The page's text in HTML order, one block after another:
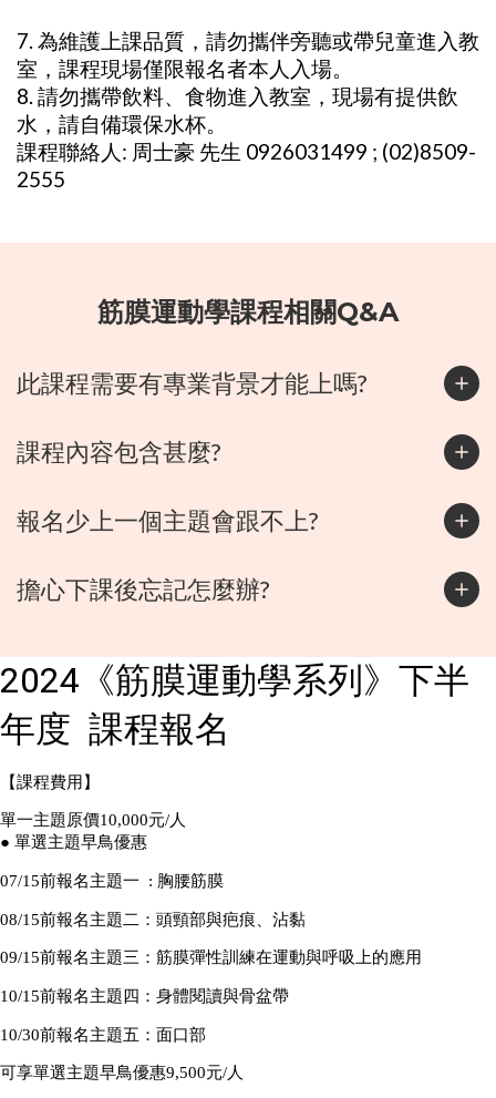
7. 為維護上課品質，請勿攜伴旁聽或帶兒童進入教
室，課程現場僅限報名者本人入場。
8. 請勿攜帶飲料、食物進入教室，現場有提供飲
水，請自備環保水杯。
課程聯絡人: 周士豪 先生 0926031499 ; (02)8509-
2555
筋膜運動學課程相關Q&A
此課程需要有專業背景才能上嗎?
課程內容包含甚麼?
報名少上一個主題會跟不上?
擔心下課後忘記怎麼辦?